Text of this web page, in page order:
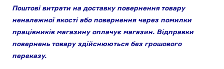
Поштові витрати на доставку повернення товару
неналежної якості або повернення через помилки
працівників магазину оплачує магазин. Відправки
повернень товару здійснюються без грошового
переказу.